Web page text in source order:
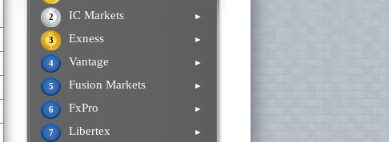
2 IC Markets ►
3 Exness ►
4 Vantage ►
5 Fusion Markets ►
6 FxPro ►
7 Libertex ►